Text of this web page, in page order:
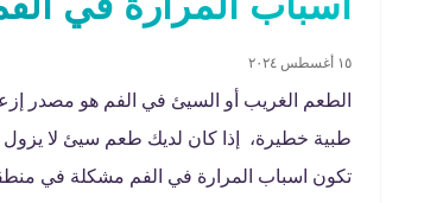
١٥ أغسطس ٢٠٢٤
الطعم الغريب أو السيئ في الفم هو مصدر
طبية خطيرة، إذا كان لديك طعم سيئ لا
تكون اسباب المرارة في الفم مشكلة في